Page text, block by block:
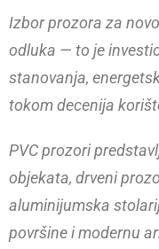
Izbor prozora za
odluka — to je
stanovanja,
tokom decenija
PVC prozori
objekata, drveni
aluminijumska
površine i modernu